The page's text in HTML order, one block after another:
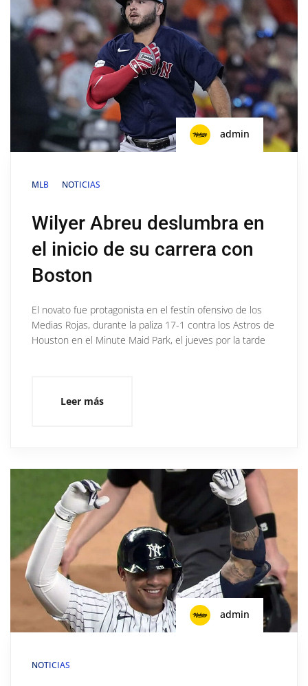
admin
MLB NOTICIAS
Wilyer Abreu deslumbra en
el inicio de su carrera con
Boston
El novato fue protagonista en el festín ofensivo de los
Medias Rojas, durante la paliza 17-1 contra los Astros de
Houston en el Minute Maid Park, el jueves por la tarde
Leer más
admin
NOTICIAS